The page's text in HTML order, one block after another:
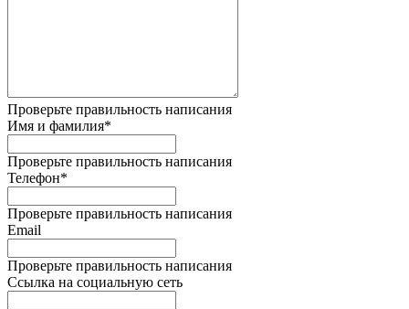
Проверьте правильность написания
Имя и фамилия*
Проверьте правильность написания
Телефон*
Проверьте правильность написания
Email
Проверьте правильность написания
Ссылка на социальную сеть